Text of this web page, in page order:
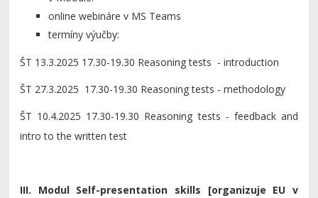
online webináre v MS Teams
termíny výučby:
ŠT 13.3.2025 17.30-19.30 Reasoning tests - introduction
ŠT 27.3.2025 17.30-19.30 Reasoning tests - methodology
ŠT 10.4.2025 17.30-19.30 Reasoning tests - feedback and
intro to the written test
III. Modul Self-presentation skills [organizuje EU v